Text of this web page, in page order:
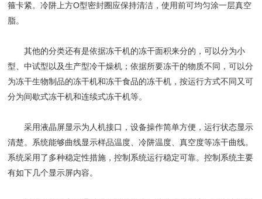
箍卡紧。冷阱上方O型密封圈应保持清洁，使用前可均匀涂一层真空
脂。
其他的分类还有是依据冻干机的冻干面积来分的，可以分为小
型、中试型以及生产型冷干燥机；依据所要冻干的物质不同，可以分
为冻干生物制品的冻干机和冻干食品的冻干机，按运行方式不同又可
分为间歇式冻干机和连续式冻干机等。
采用液晶屏显示为人机接口，设备操作简单方便，运行状态显示
清楚。系统能够曲线显示样品温度、冷阱温度、真空度等冻干曲线。
系统采用了多种稳定性措施，控制系统运行稳定可靠。控制系统主要
有如下几个显示屏内容。